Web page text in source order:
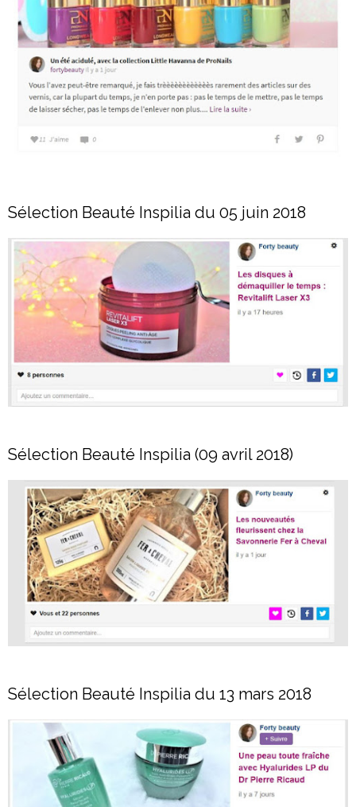
Sélection Beauté Inspilia du 05 juin 2018
Sélection Beauté Inspilia (09 avril 2018)
Sélection Beauté Inspilia du 13 mars 2018